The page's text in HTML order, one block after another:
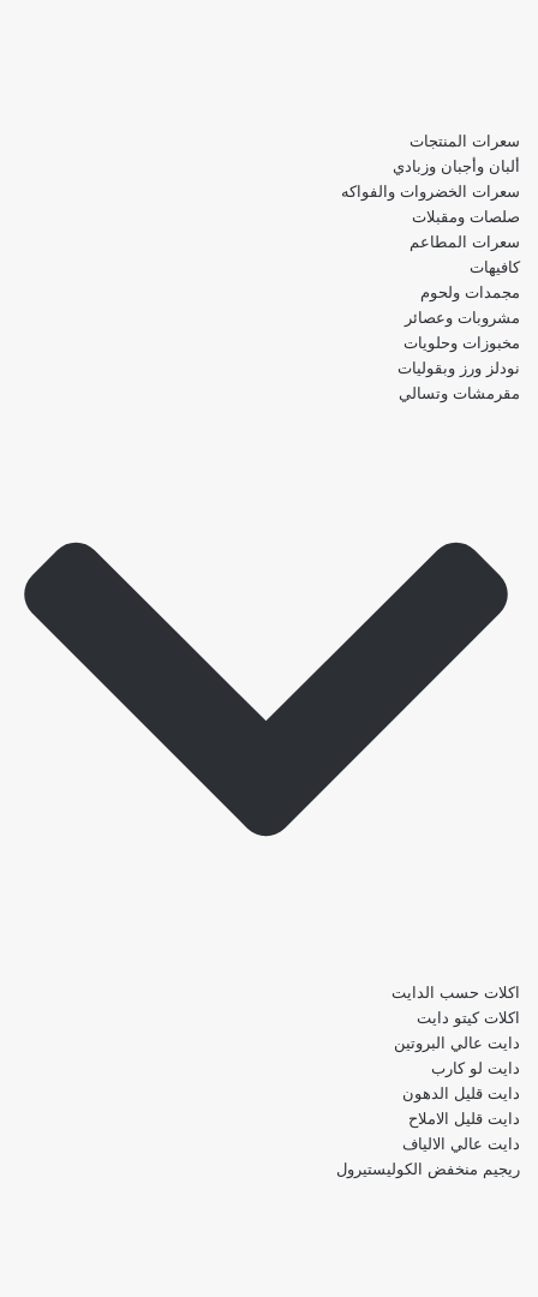
سعرات المنتجات
ألبان وأجبان وزبادي
سعرات الخضروات والفواكه
صلصات ومقبلات
سعرات المطاعم
كافيهات
مجمدات ولحوم
مشروبات وعصائر
مخبوزات وحلويات
نودلز ورز وبقوليات
مقرمشات وتسالي
اكلات حسب الدايت
اكلات كيتو دايت
دايت عالي البروتين
دايت لو كارب
دايت قليل الدهون
دايت قليل الاملاح
دايت عالي الالياف
ريجيم منخفض الكوليستيرول